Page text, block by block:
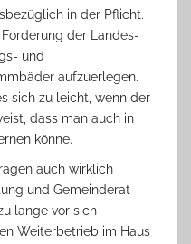
in der Pflicht.
der Landes-
und
aufzuerlegen.
sich zu leicht, wenn der
dass man auch in
könne.
auch wirklich
und Gemeinderat
lange vor sich
Weiterbetrieb im Haus